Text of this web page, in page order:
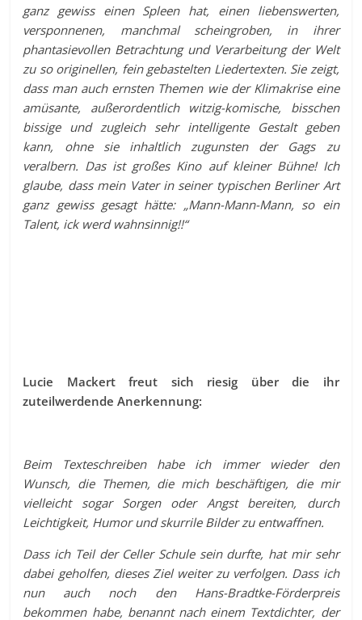
ganz gewiss einen Spleen hat, einen liebenswerten,
versponnenen, manchmal scheingroben, in ihrer
phantasievollen Betrachtung und Verarbeitung der Welt
zu so originellen, fein gebastelten Liedertexten. Sie zeigt,
dass man auch ernsten Themen wie der Klimakrise eine
amüsante, außerordentlich witzig-komische, bisschen
bissige und zugleich sehr intelligente Gestalt geben
kann, ohne sie inhaltlich zugunsten der Gags zu
veralbern. Das ist großes Kino auf kleiner Bühne! Ich
glaube, dass mein Vater in seiner typischen Berliner Art
ganz gewiss gesagt hätte: „Mann-Mann-Mann, so ein
Talent, ick werd wahnsinnig!!“
Lucie Mackert freut sich riesig über die ihr
zuteilwerdende Anerkennung:
Beim Texteschreiben habe ich immer wieder den
Wunsch, die Themen, die mich beschäftigen, die mir
vielleicht sogar Sorgen oder Angst bereiten, durch
Leichtigkeit, Humor und skurrile Bilder zu entwaffnen.
Dass ich Teil der Celler Schule sein durfte, hat mir sehr
dabei geholfen, dieses Ziel weiter zu verfolgen. Dass ich
nun auch noch den Hans-Bradtke-Förderpreis
bekommen habe, benannt nach einem Textdichter, der